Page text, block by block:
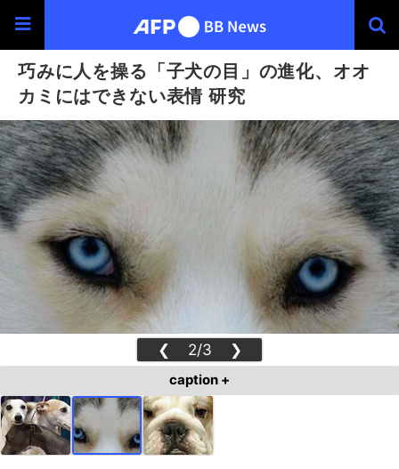
巧みに人を操る「子犬の目」の進化、オオ
カミにはできない表情 研究
❮ 2/3 ❯
caption +